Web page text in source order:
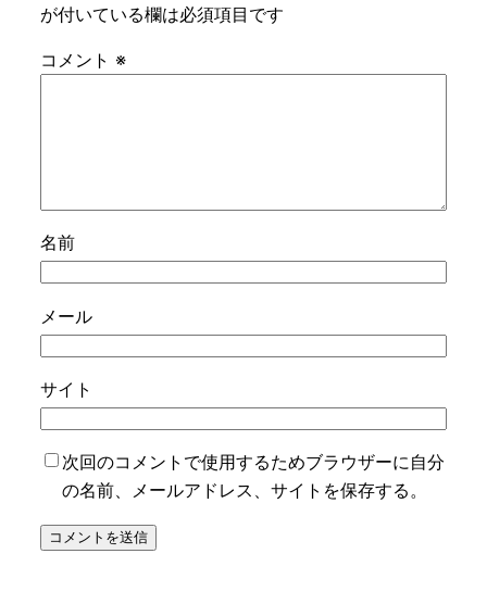
が付いている欄は必須項目です
コメント ※
名前
メール
サイト
次回のコメントで使用するためブラウザーに自分
の名前、メールアドレス、サイトを保存する。